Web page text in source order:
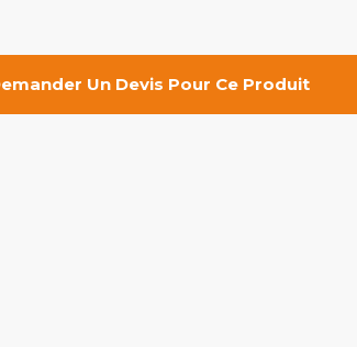
Un Devis Pour Ce Produit